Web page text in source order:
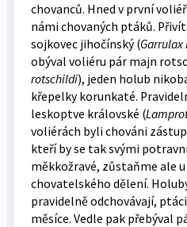
chovanců. Hned v první
námi chovaných ptáků.
sojkovec jihočínský (
obýval voliéru pár majn
rotschildi), jeden holub
křepelky korunkaté.
leskoptve královské (
voliérách byli chováni
kteří by se tak svými
měkkožravé, zůstaňme ale
chovatelského dělení.
pravidelně odchovávají,
měsíce. Vedle pak přebýval